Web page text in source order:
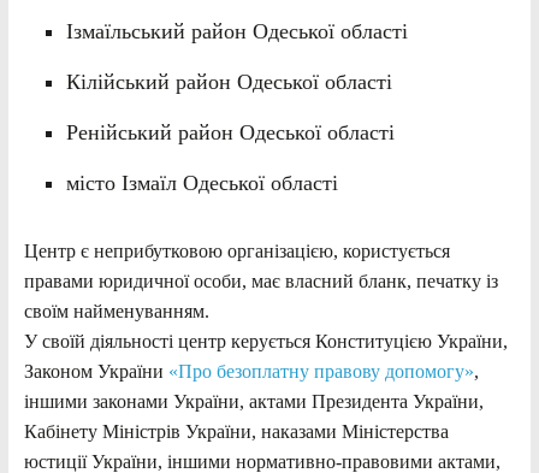
Ізмаїльський район Одеської області
Кілійський район Одеської області
Ренійський район Одеської області
місто Ізмаїл Одеської області
Центр є неприбутковою організацією, користується
правами юридичної особи, має власний бланк, печатку із
своїм найменуванням.
У своїй діяльності центр керується Конституцією України,
Законом України «Про безоплатну правову допомогу»,
іншими законами України, актами Президента України,
Кабінету Міністрів України, наказами Міністерства
юстиції України, іншими нормативно-правовими актами,